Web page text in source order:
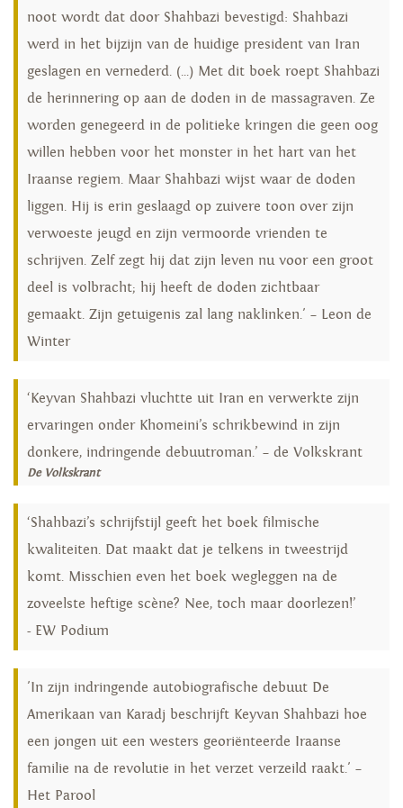
noot wordt dat door Shahbazi bevestigd: Shahbazi
werd in het bijzijn van de huidige president van Iran
geslagen en vernederd. (...) Met dit boek roept Shahbazi
de herinnering op aan de doden in de massagraven. Ze
worden genegeerd in de politieke kringen die geen oog
willen hebben voor het monster in het hart van het
Iraanse regiem. Maar Shahbazi wijst waar de doden
liggen. Hij is erin geslaagd op zuivere toon over zijn
verwoeste jeugd en zijn vermoorde vrienden te
schrijven. Zelf zegt hij dat zijn leven nu voor een groot
deel is volbracht; hij heeft de doden zichtbaar
gemaakt. Zijn getuigenis zal lang naklinken.' – Leon de
Winter
‘Keyvan Shahbazi vluchtte uit Iran en verwerkte zijn
ervaringen onder Khomeini’s schrikbewind in zijn
donkere, indringende debuutroman.’ – de Volkskrant
De Volkskrant
‘Shahbazi’s schrijfstijl geeft het boek filmische
kwaliteiten. Dat maakt dat je telkens in tweestrijd
komt. Misschien even het boek wegleggen na de
zoveelste heftige scène? Nee, toch maar doorlezen!’
- EW Podium
'In zijn indringende autobiografische debuut De
Amerikaan van Karadj beschrijft Keyvan Shahbazi hoe
een jongen uit een westers georiënteerde Iraanse
familie na de revolutie in het verzet verzeild raakt.' –
Het Parool